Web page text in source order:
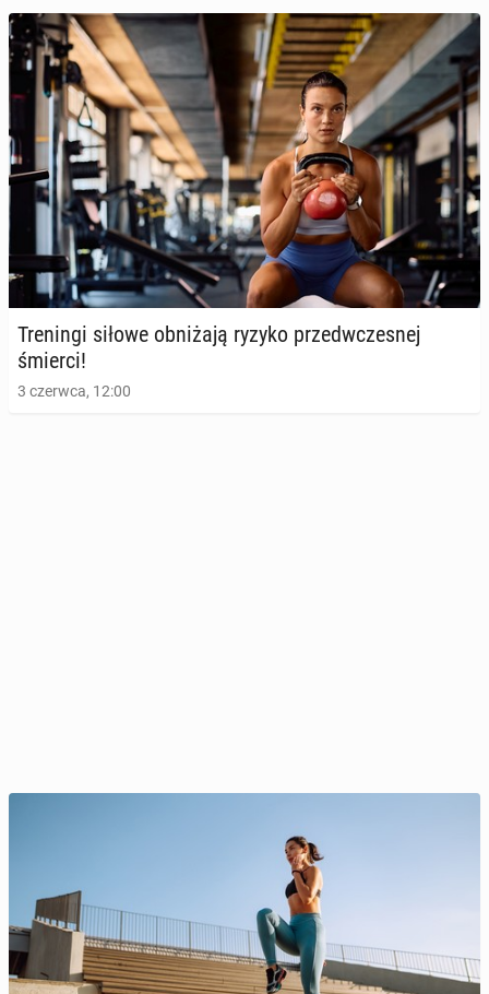
Ćwi­cze­nia fi­zycz­ne po­pra­wia­ją dzia­ła­nie mózgu
12 marca 2025, 09:00
Tre­nin­gi siłowe ob­ni­ża­ją ryzyko przed­wcze­snej
śmierci!
3 czerwca, 12:00